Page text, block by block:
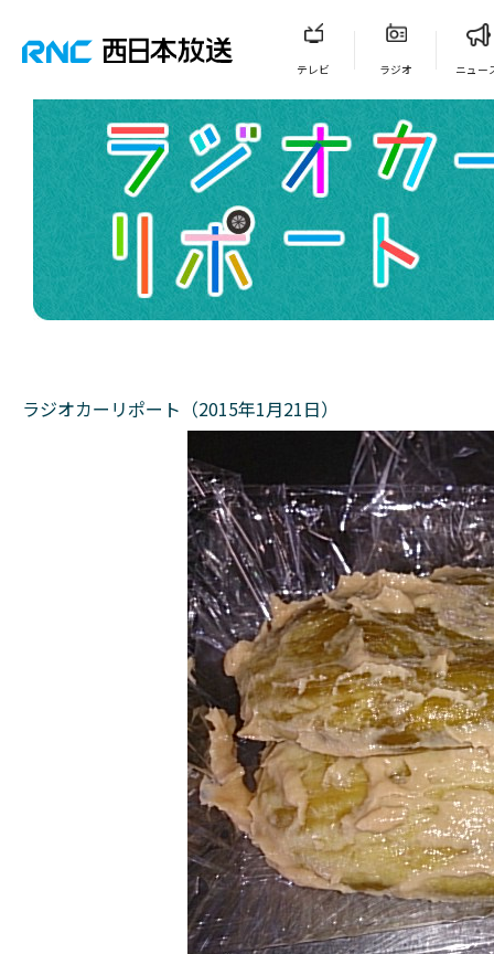
テレビ ラジオ ニュー
ラジオカーリポート（2015年1月21日）